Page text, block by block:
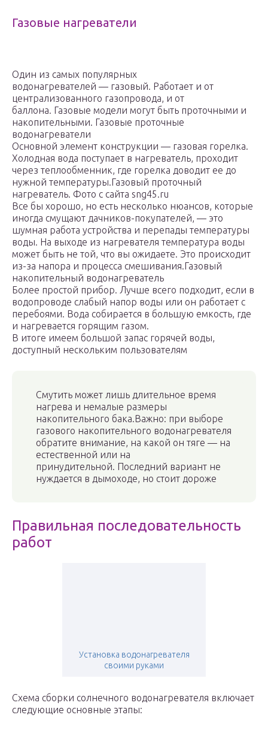
Газовые нагреватели
Один из самых популярных
водонагревателей — газовый. Работает и от
централизованного газопровода, и от
баллона. Газовые модели могут быть проточными и
накопительными. Газовые проточные
водонагреватели
Основной элемент конструкции — газовая горелка.
Холодная вода поступает в нагреватель, проходит
через теплообменник, где горелка доводит ее до
нужной температуры.Газовый проточный
нагреватель. Фото с сайта sng45.ru
Все бы хорошо, но есть несколько нюансов, которые
иногда смущают дачников-покупателей, — это
шумная работа устройства и перепады температуры
воды. На выходе из нагревателя температура воды
может быть не той, что вы ожидаете. Это происходит
из-за напора и процесса смешивания.Газовый
накопительный водонагреватель
Более простой прибор. Лучше всего подходит, если в
водопроводе слабый напор воды или он работает с
перебоями. Вода собирается в большую емкость, где
и нагревается горящим газом.
В итоге имеем большой запас горячей воды,
доступный нескольким пользователям
Смутить может лишь длительное время
нагрева и немалые размеры
накопительного бака.Важно: при выборе
газового накопительного водонагревателя
обратите внимание, на какой он тяге — на
естественной или на
принудительной. Последний вариант не
нуждается в дымоходе, но стоит дороже
Правильная последовательность
работ
Установка водонагревателя
своими руками
Схема сборки солнечного водонагревателя включает
следующие основные этапы: